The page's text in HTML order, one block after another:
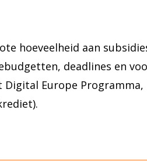
hoeveelheid aan
deadlines en
Europe Programma,